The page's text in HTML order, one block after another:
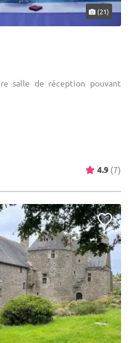
(21)
salle de réception pouvant
4.9 (7)